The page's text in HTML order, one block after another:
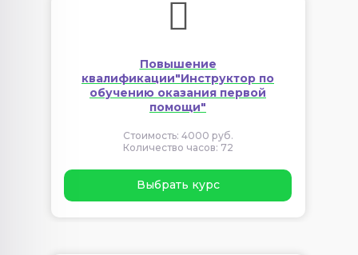
Повышение
квалификации"Инструктор по
обучению оказания первой
помощи"
Стоимость: 4000 руб.
Количество часов: 72
Выбрать курс